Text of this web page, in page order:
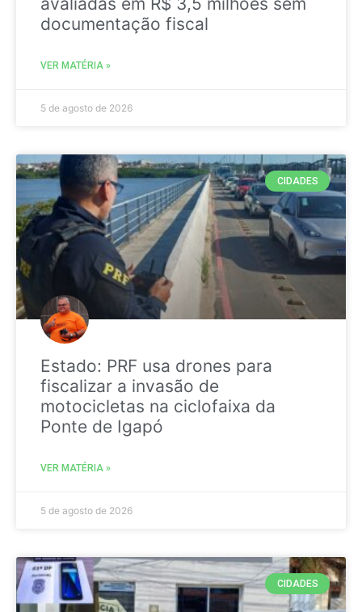
documentação fiscal
VER MATÉRIA »
5 de agosto de 2026
CIDADES
Estado: PRF usa drones para
fiscalizar a invasão de
motocicletas na ciclofaixa da
Ponte de Igapó
VER MATÉRIA »
5 de agosto de 2026
CIDADES